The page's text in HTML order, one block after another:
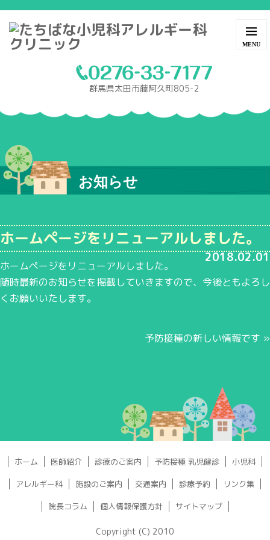
群馬県太田市藤阿久町805-2
お知らせ
ホームページをリニューアルしました。
2018.02.01
ホームページをリニューアルしました。
随時最新のお知らせを掲載していきますので、今後ともよろし
くお願いいたします。
予防接種の新しい情報です »
ホーム 医師紹介 診療のご案内 予防接種 乳児健診 小児科
アレルギー科 施設のご案内 交通案内 診療予約 リンク集
院長コラム 個人情報保護方針 サイトマップ
Copyright (C) 2010